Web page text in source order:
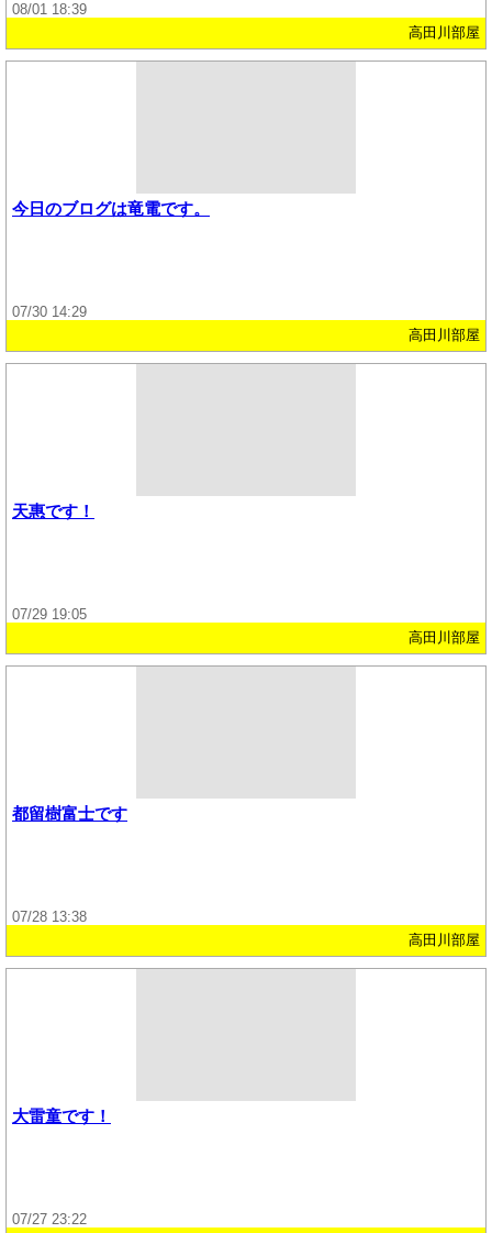
08/01 18:39
高田川部屋
今日のブログは竜電です。
07/30 14:29
高田川部屋
天惠です！
07/29 19:05
高田川部屋
都留樹富士です
07/28 13:38
高田川部屋
大雷童です！
07/27 23:22